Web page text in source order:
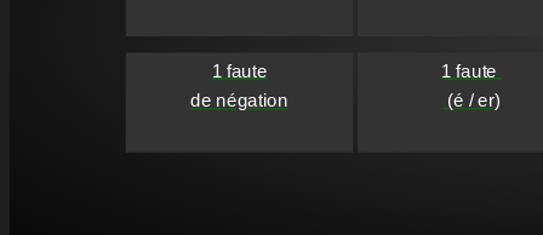
1 faute
de négation
1 faute
(é / er)